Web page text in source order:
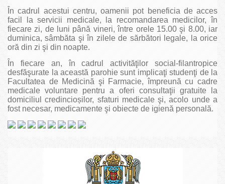
În cadrul acestui centru, oamenii pot beneficia de acces
facil la servicii medicale, la recomandarea medicilor, în
fiecare zi, de luni până vineri, între orele 15.00 şi 8.00, iar
duminica, sâmbăta şi în zilele de sărbători legale, la orice
oră din zi şi din noapte.
În fiecare an, în cadrul activităţilor social-filantropice
desfăşurate la această parohie sunt implicaţi studenţi de la
Facultatea de Medicină şi Farmacie, împreună cu cadre
medicale voluntare pentru a oferi consultaţii gratuite la
domiciliul credincioșilor, sfaturi medicale şi, acolo unde a
fost necesar, medicamente şi obiecte de igienă personală.